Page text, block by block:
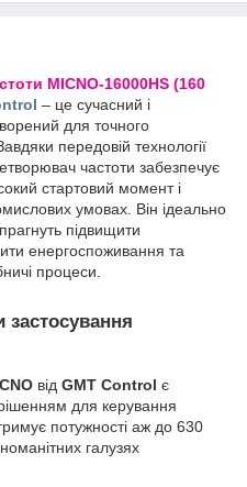
MICNO-16000HS (160
– це сучасний і
для точного
передовій технології
частоти забезпечує
стартовий момент і
умовах. Він ідеально
підвищити
енергоспоживання та
процеси.
від GMT Control є
для керування
потужності аж до 630
галузях